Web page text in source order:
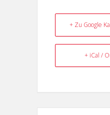
+ Zu Google
+ iCal /